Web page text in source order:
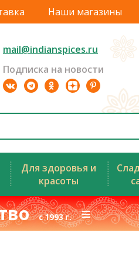
Наши магазины
mail@indianspices.ru
Подписка на новости
Для здоровья и
красоты
с 1993 г.≡